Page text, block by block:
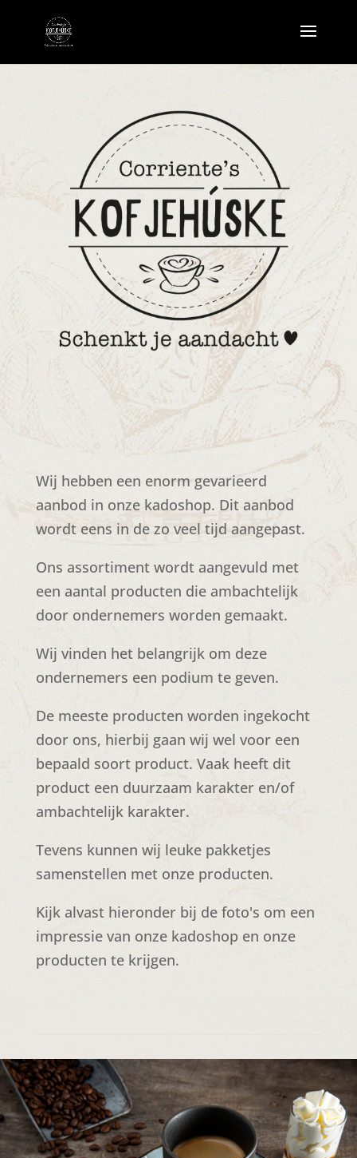
Wij hebben een enorm gevarieerd
aanbod in onze kadoshop. Dit aanbod
wordt eens in de zo veel tijd aangepast.
Ons assortiment wordt aangevuld met
een aantal producten die ambachtelijk
door ondernemers worden gemaakt.
Wij vinden het belangrijk om deze
ondernemers een podium te geven.
De meeste producten worden ingekocht
door ons, hierbij gaan wij wel voor een
bepaald soort product. Vaak heeft dit
product een duurzaam karakter en/of
ambachtelijk karakter.
Tevens kunnen wij leuke pakketjes
samenstellen met onze producten.
Kijk alvast hieronder bij de foto's om een
impressie van onze kadoshop en onze
producten te krijgen.